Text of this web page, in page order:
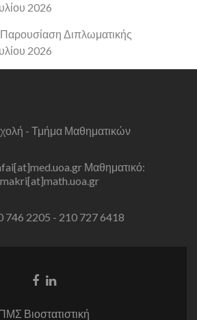
2026
Διπλωματικής
2026
- Τμήμα Μαθηματικών
Μαθηματικό:
746 2205 - 210 727 6418
Facebook
Linkedin
Βιοστατιστική